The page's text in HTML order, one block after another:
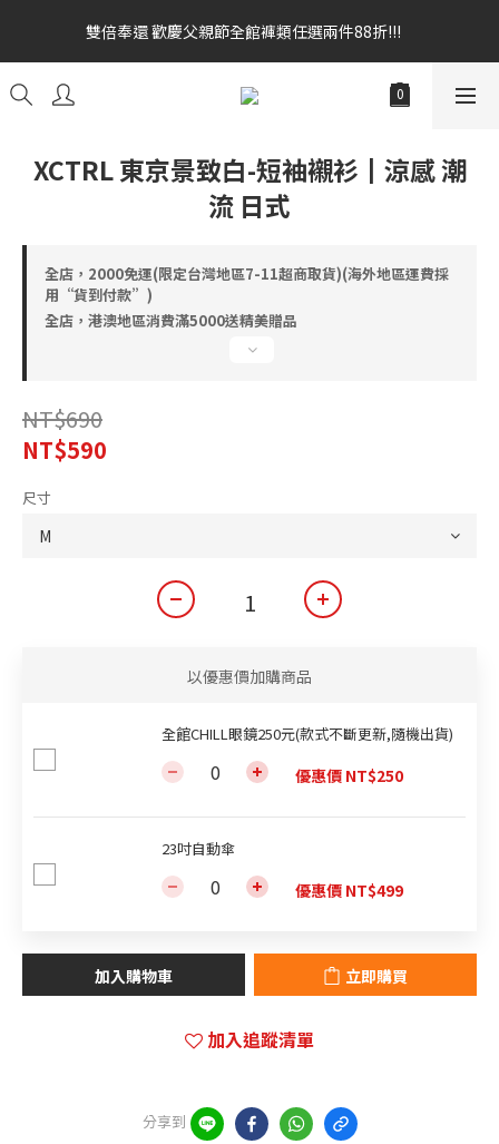
雙倍奉還 歡慶父親節全館褲類任選兩件88折!!!
雙倍奉還 歡慶父親節全館褲類任選兩件88折!!!
全館消費滿額$1680贈3D好野貓公仔(絲綢鐵黑) 滿額$2499贈達摩
金幣 送完為止!  滿$3000再贈現金卷$300元
雙倍奉還 歡慶父親節全館褲類任選兩件88折!!!
XCTRL 東京景致白-短袖襯衫┃涼感 潮
流 日式
全店，2000免運(限定台灣地區7-11超商取貨)(海外地區運費採
用“貨到付款”)
全店，港澳地區消費滿5000送精美贈品
NT$690
NT$590
尺寸
以優惠價加購商品
全館CHILL眼鏡250元(款式不斷更新,隨機出貨)
優惠價 NT$250
23吋自動傘
優惠價 NT$499
加入購物車 立即購買
加入追蹤清單
分享到